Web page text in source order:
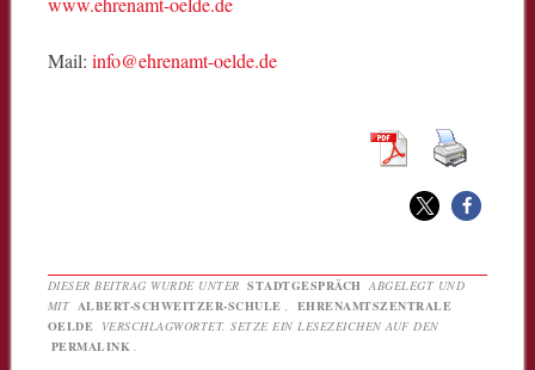
Mail: info@ehrenamt-oelde.de
DIESER BEITRAG WURDE UNTER STADTGESPRÄCH ABGELEGT UND
MIT ALBERT-SCHWEITZER-SCHULE
EHRENAMTSZENTRALE
OELDE VERSCHLAGWORTET. SETZE EIN LESEZEICHEN AUF DEN
PERMALINK